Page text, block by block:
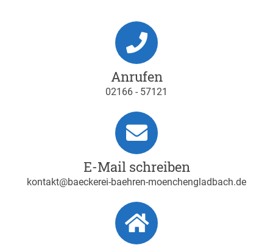
Anrufen
02166 - 57121
E-Mail schreiben
kontakt@baeckerei-baehren-moenchengladbach.de